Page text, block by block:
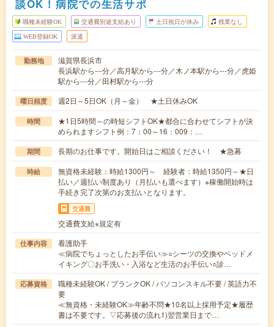
談OK！病院での生活サポ
職種未経験OK 交通費別途支給あり 土日祝日が休み 残業なし
WEB登録OK 派遣
勤務地
滋賀県長浜市
長浜駅から---分／高月駅から---分／木ノ本駅から---分／虎姫
駅から---分／田村駅から---分
曜日頻度 週2日～5日OK（月～金） ★土日休みOK
時間
★1日5時間～の時短シフトOK★都合に合わせてシフトが決
められますシフト例：7：00～16：009：…
期間 長期のお仕事です。開始日はご相談ください！ ★急募
時給
無資格未経験：時給1300円～ 経験者：時給1350円～★日
払い／週払い制度あり（月払いも選べます）※稼働開始時は
手続き完了次第のお支払いとなります。
交通費
交通費支給※規定有
仕事内容
看護助手
≪病院でちょっとしたお手伝い≫○シーツの交換やベッドメ
イキング〇お手洗い・入浴など生活のお手伝い○診…
応募資格
職種未経験OK / ブランクOK / パソコンスキル不要 / 英語力不
要
≪無資格・未経験OK≫年齢不問★10名以上採用予定★履歴
書は不要です。▽応募後の流れ1)翌営業日まで…